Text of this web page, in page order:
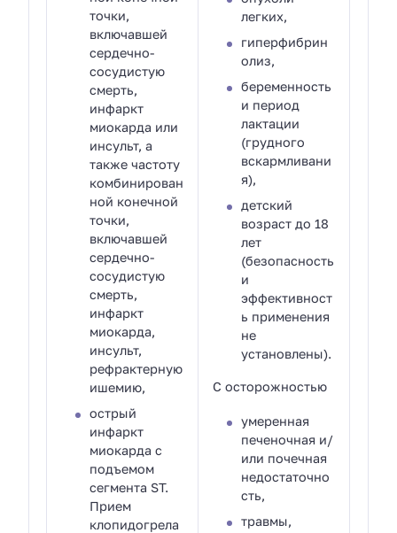
точки,
включавшей
сердечно-
сосудистую
смерть,
инфаркт
миокарда или
инсульт, а
также частоту
комбинирован
ной конечной
точки,
включавшей
сердечно-
сосудистую
смерть,
инфаркт
миокарда,
инсульт,
рефрактерную
ишемию,
острый
инфаркт
миокарда с
подъемом
сегмента ST.
Прием
клопидогрела
легких,
гиперфибрин
олиз,
беременность
и период
лактации
(грудного
вскармливани
я),
детский
возраст до 18
лет
(безопасность
и
эффективност
ь применения
не
установлены).
С осторожностью
умеренная
печеночная и/
или почечная
недостаточно
сть,
травмы,